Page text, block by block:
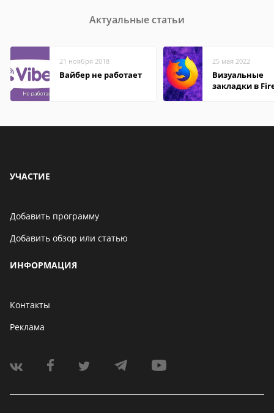
Актуальные статьи
21 ноября 2018
Вайбер не работает
25 мая 2022
Визуальные
закладки в
УЧАСТИЕ
Добавить программу
Добавить обзор или статью
ИНФОРМАЦИЯ
Контакты
Реклама